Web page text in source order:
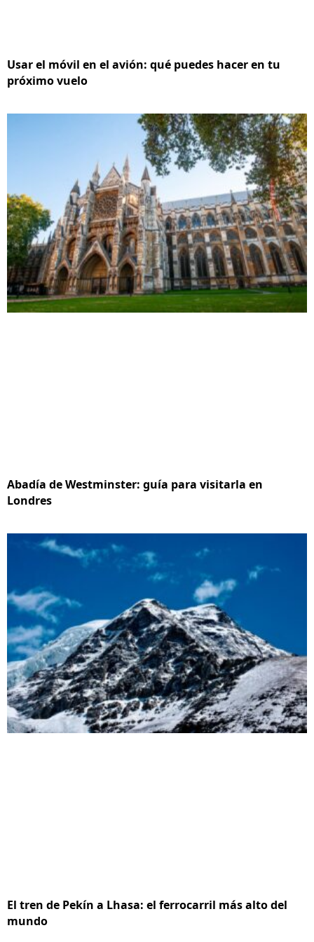
Usar el móvil en el avión: qué puedes hacer en tu
próximo vuelo
Abadía de Westminster: guía para visitarla en
Londres
El tren de Pekín a Lhasa: el ferrocarril más alto del
mundo